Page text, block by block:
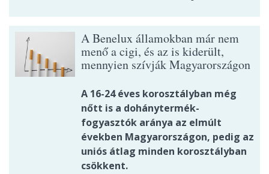
A Benelux államokban már nem
menő a cigi, és az is kiderült,
mennyien szívják Magyarországon
A 16-24 éves korosztályban még
nőtt is a dohánytermék-
fogyasztók aránya az elmúlt
években Magyarországon, pedig az
uniós átlag minden korosztályban
csökkent.